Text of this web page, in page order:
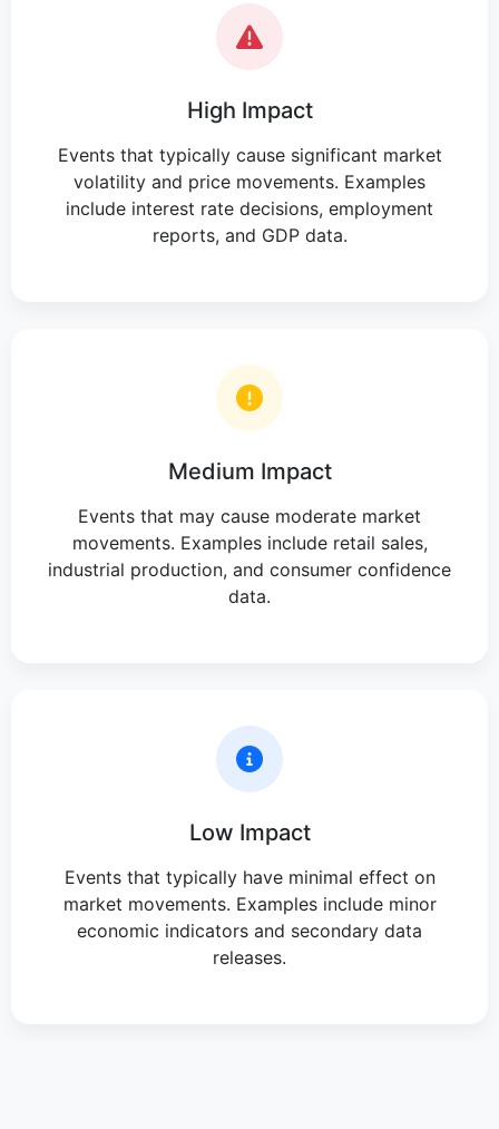
High Impact
Events that typically cause significant market
volatility and price movements. Examples
include interest rate decisions, employment
reports, and GDP data.
Medium Impact
Events that may cause moderate market
movements. Examples include retail sales,
industrial production, and consumer confidence
data.
Low Impact
Events that typically have minimal effect on
market movements. Examples include minor
economic indicators and secondary data
releases.